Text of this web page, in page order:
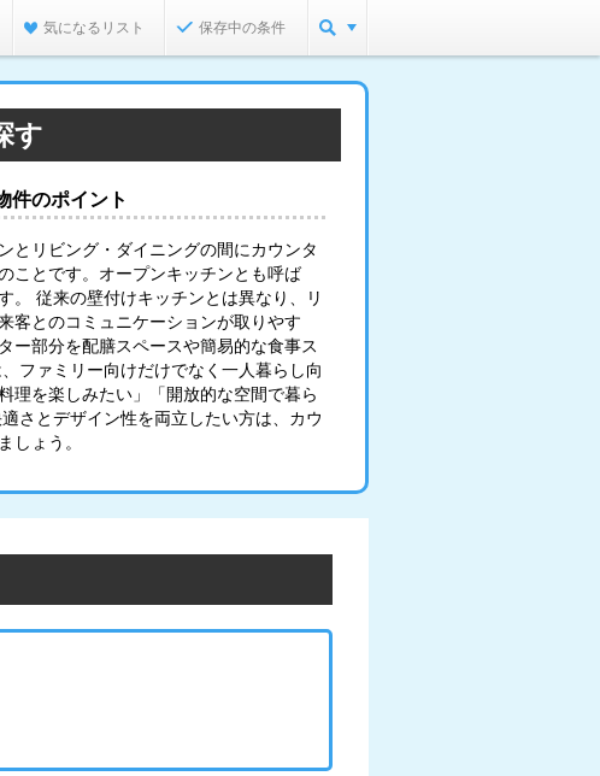
気になるリスト 保存中の条件
す
件のポイント
とリビング・ダイニングの間にカウンタ
ことです。オープンキッチンとも呼ば
。 従来の壁付けキッチンとは異なり、リ
客とのコミュニケーションが取りやす
ー部分を配膳スペースや簡易的な食事ス
ファミリー向けだけでなく一人暮らし向
理を楽しみたい」「開放的な空間で暮ら
さとデザイン性を両立したい方は、カウ
しょう。